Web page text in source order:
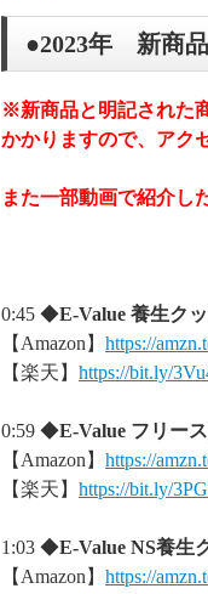
●2023年 新商
※新商品と明記された
かかりますので、アク
また一部動画で紹介し
0:45 ◆E-Value 養生ク
【Amazon】 https://
【楽天】 https://bit.ly/
0:59 ◆E-Value フリー
【Amazon】 https://
【楽天】 https://bit.ly/
1:03 ◆E-Value NS養生
【Amazon】 https://